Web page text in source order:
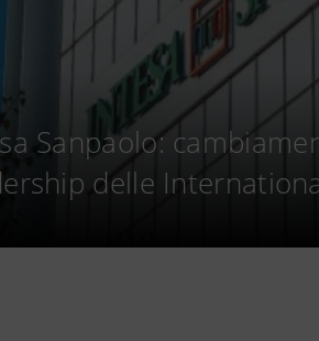
Sanpaolo:
delle